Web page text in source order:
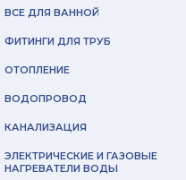
ВСЕ ДЛЯ ВАННОЙ
ФИТИНГИ ДЛЯ ТРУБ
ОТОПЛЕНИЕ
ВОДОПРОВОД
КАНАЛИЗАЦИЯ
ЭЛЕКТРИЧЕСКИЕ И ГАЗОВЫЕ
НАГРЕВАТЕЛИ ВОДЫ